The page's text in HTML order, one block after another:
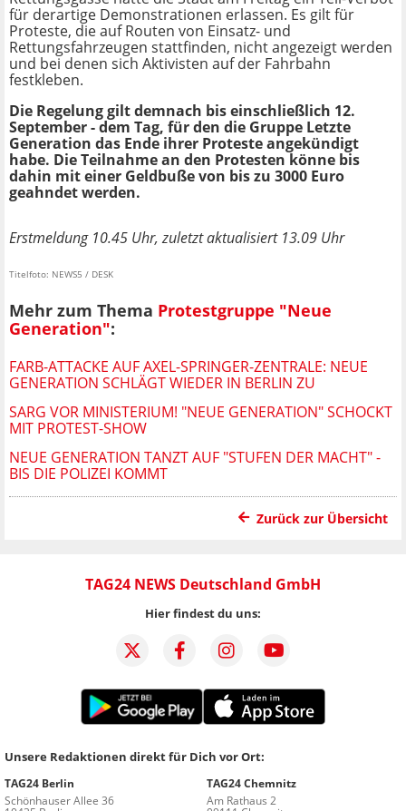
für derartige Demonstrationen erlassen. Es gilt für
Proteste, die auf Routen von Einsatz- und
Rettungsfahrzeugen stattfinden, nicht angezeigt werden
und bei denen sich Aktivisten auf der Fahrbahn
festkleben.
Die Regelung gilt demnach bis einschließlich 12.
September - dem Tag, für den die Gruppe Letzte
Generation das Ende ihrer Proteste angekündigt
habe. Die Teilnahme an den Protesten könne bis
dahin mit einer Geldbuße von bis zu 3000 Euro
geahndet werden.
Erstmeldung 10.45 Uhr, zuletzt aktualisiert 13.09 Uhr
Titelfoto: NEWS5 / DESK
Mehr zum Thema Protestgruppe "Neue
Generation":
FARB-ATTACKE AUF AXEL-SPRINGER-ZENTRALE: NEUE
GENERATION SCHLÄGT WIEDER IN BERLIN ZU
SARG VOR MINISTERIUM! "NEUE GENERATION" SCHOCKT
MIT PROTEST-SHOW
NEUE GENERATION TANZT AUF "STUFEN DER MACHT" -
BIS DIE POLIZEI KOMMT
Zurück zur Übersicht
TAG24 NEWS Deutschland GmbH
Hier findest du uns:
Unsere Redaktionen direkt für Dich vor Ort:
TAG24 Berlin
Schönhauser Allee 36
TAG24 Chemnitz
Am Rathaus 2